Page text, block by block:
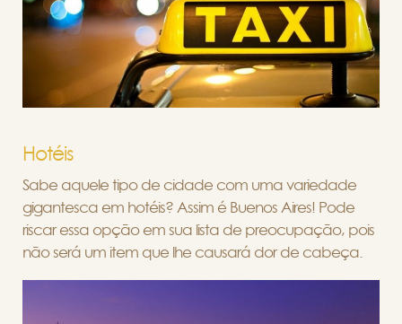
Hotéis
Sabe aquele tipo de cidade com uma variedade
gigantesca em hotéis? Assim é Buenos Aires! Pode
riscar essa opção em sua lista de preocupação, pois
não será um item que lhe causará dor de cabeça.